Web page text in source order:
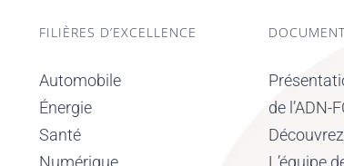
FILIÈRES D’EXCELLENCE
Automobile
Énergie
Santé
de l’ADN-